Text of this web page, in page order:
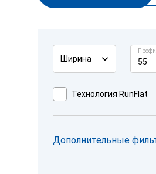
Ширина 55
Технология RunFlat
Дополнительные